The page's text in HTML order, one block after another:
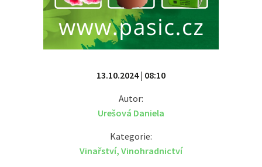
13.10.2024 | 08:10
Autor:
Urešová Daniela
Kategorie:
Vinařství, Vinohradnictví